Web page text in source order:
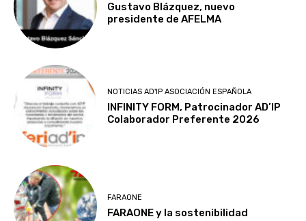
Gustavo Blázquez, nuevo
presidente de AFELMA
NOTICIAS AD'IP ASOCIACIÓN ESPAÑOLA
INFINITY FORM, Patrocinador AD’IP
Colaborador Preferente 2026
FARAONE
FARAONE y la sostenibilidad